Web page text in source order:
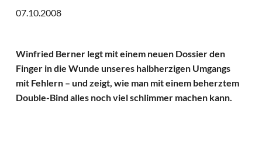
07.10.2008
Winfried Berner legt mit einem neuen Dossier den
Finger in die Wunde unseres halbherzigen Umgangs
mit Fehlern – und zeigt, wie man mit einem beherztem
Double-Bind alles noch viel schlimmer machen kann.